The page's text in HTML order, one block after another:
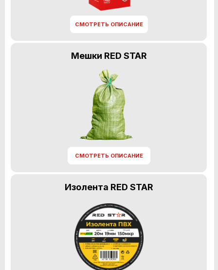
СМОТРЕТЬ ОПИСАНИЕ
Изолента RED STAR
Мешки RED STAR
СМОТРЕТЬ ОПИСАНИЕ